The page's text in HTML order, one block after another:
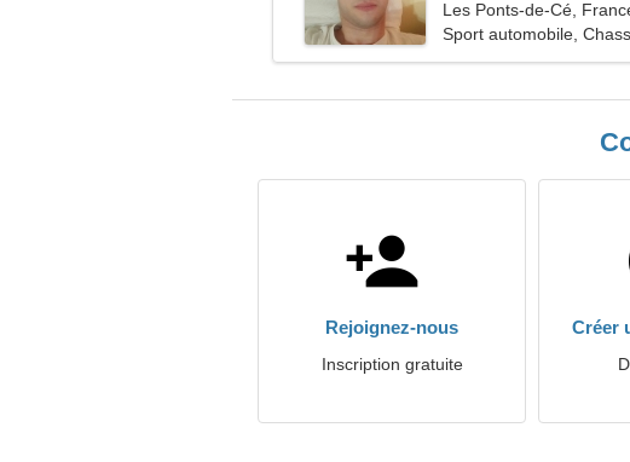
Les Ponts-de-Cé,
Sport automobile,
Rejoignez-nous
Inscription gratuite
Créer